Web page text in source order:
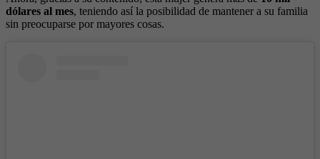
dólares al mes, teniendo así la posibilidad de mantener a su familia
sin preocuparse por mayores cosas.